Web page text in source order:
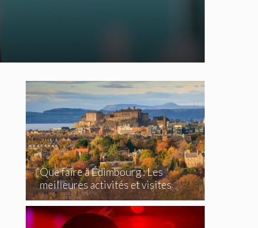
Que faire à Édimbourg : Les
meilleures activités et visites
incontournables